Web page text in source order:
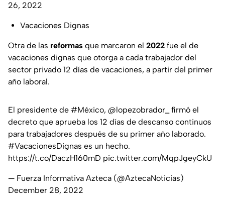
26, 2022
Vacaciones Dignas
Otra de las reformas que marcaron el 2022 fue el de
vacaciones dignas que otorga a cada trabajador del
sector privado 12 días de vacaciones, a partir del primer
año laboral.
El presidente de #México, @lopezobrador_
firmó el
decreto que aprueba los 12 días de descanso continuos
para trabajadores después de su primer año laborado.
#VacacionesDignas es un hecho.
https://t.co/DaczH160mD pic.twitter.com/MqpJgeyCkU
— Fuerza Informativa Azteca (@AztecaNoticias)
December 28, 2022